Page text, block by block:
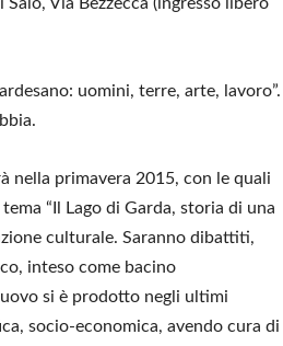
uomini, terre, arte, lavoro”.
nella primavera 2015, con le quali
“Il Lago di Garda, storia di una
culturale. Saranno dibattiti,
inteso come bacino
si è prodotto negli ultimi
socio-economica, avendo cura di